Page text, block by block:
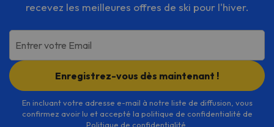
recevez les meilleures offres de ski pour l'hiver.
Entrer votre Email
Enregistrez-vous dès maintenant !
En incluant votre adresse e-mail à notre liste de diffusion, vous
confirmez avoir lu et accepté la politique de confidentialité de
Politique de confidentialité